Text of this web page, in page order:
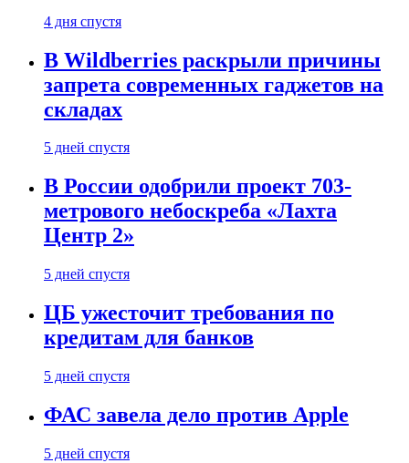
4 дня спустя
В Wildberries раскрыли причины
запрета современных гаджетов на
складах
5 дней спустя
В России одобрили проект 703-
метрового небоскреба «Лахта
Центр 2»
5 дней спустя
ЦБ ужесточит требования по
кредитам для банков
5 дней спустя
ФАС завела дело против Apple
5 дней спустя